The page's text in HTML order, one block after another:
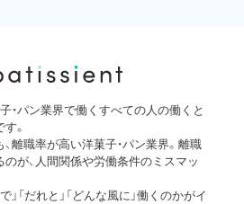
・パン業界で働くすべての人の働くと
。
離職率が高い洋菓子・パン業界。離職
が、人間関係や労働条件のミスマッ
「だれと」「どんな風に」働くのかがイ